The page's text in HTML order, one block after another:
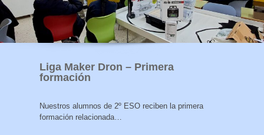
Liga Maker Dron – Primera
formación
Nuestros alumnos de 2º ESO reciben la primera
formación relacionada…